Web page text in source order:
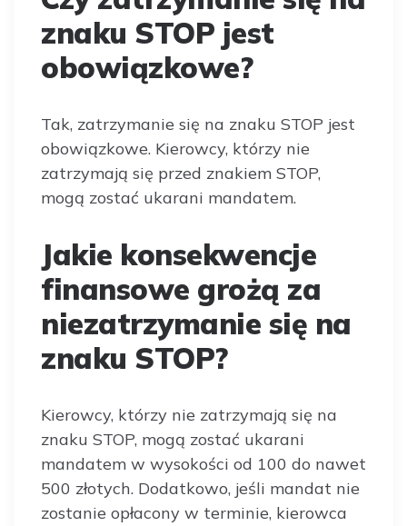
znaku STOP jest
obowiązkowe?
Tak, zatrzymanie się na znaku STOP jest
obowiązkowe. Kierowcy, którzy nie
zatrzymają się przed znakiem STOP,
mogą zostać ukarani mandatem.
Jakie konsekwencje
finansowe grożą za
niezatrzymanie się na
znaku STOP?
Kierowcy, którzy nie zatrzymają się na
znaku STOP, mogą zostać ukarani
mandatem w wysokości od 100 do nawet
500 złotych. Dodatkowo, jeśli mandat nie
zostanie opłacony w terminie, kierowca